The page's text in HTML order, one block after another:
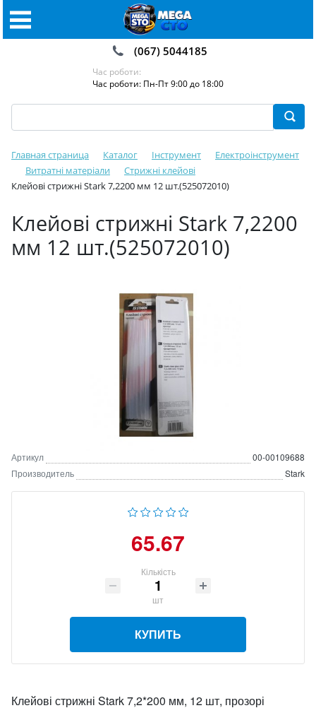
(067) 5044185
Час роботи:
Час роботи: Пн-Пт 9:00 до 18:00
Главная страница Каталог Інструмент
Електроінструмент
Витратні матеріали
Стрижні️ клейові
Клейові стрижні Stark 7,2200 мм 12 шт.(525072010)
Клейові стрижні Stark 7,2200
мм 12 шт.(525072010)
Артикул
00-00109688
Производитель
Stark
65.67
Кількість
шт
КУПИТЬ
Клейові стрижні Stark 7,2*200 мм, 12 шт, прозорі